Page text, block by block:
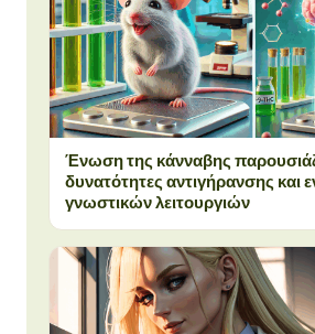
Ένωση της κάνναβης
δυνατότητες αντιγήρανσης και
γνωστικών λειτουργιών